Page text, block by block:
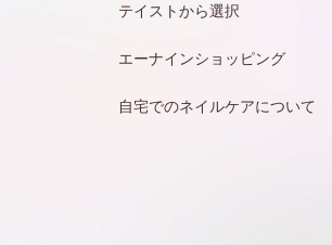
テイストから選択
エーナインショッピング
自宅でのネイルケアについて